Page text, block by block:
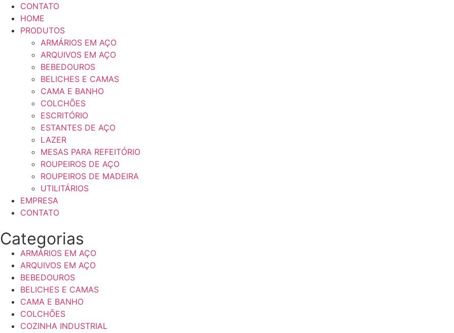
CONTATO
HOME
PRODUTOS
ARMÁRIOS EM AÇO
ARQUIVOS EM AÇO
BEBEDOUROS
BELICHES E CAMAS
CAMA E BANHO
COLCHÕES
ESCRITÓRIO
ESTANTES DE AÇO
LAZER
MESAS PARA REFEITÓRIO
ROUPEIROS DE AÇO
ROUPEIROS DE MADEIRA
UTILITÁRIOS
EMPRESA
CONTATO
Categorias
ARMÁRIOS EM AÇO
ARQUIVOS EM AÇO
BEBEDOUROS
BELICHES E CAMAS
CAMA E BANHO
COLCHÕES
COZINHA INDUSTRIAL